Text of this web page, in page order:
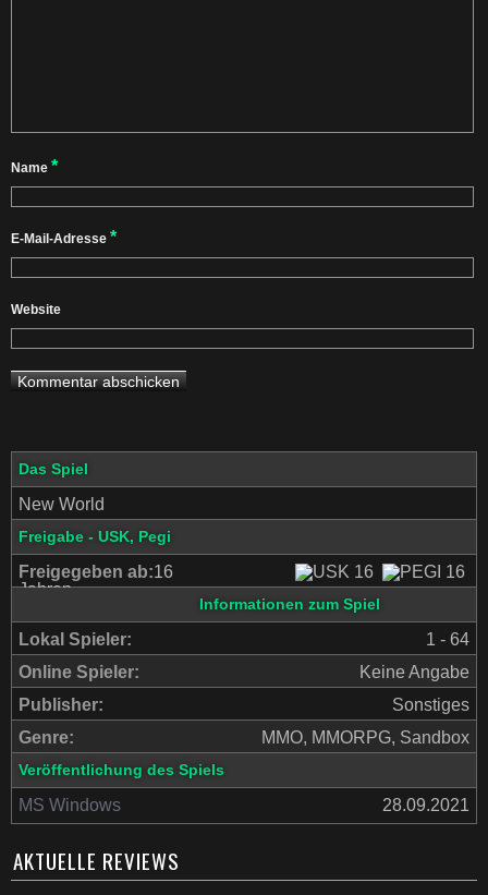
Name *
E-Mail-Adresse *
Website
Das Spiel
New World
Freigabe - USK, Pegi
Freigegeben ab:16
Jahren
Informationen zum Spiel
Lokal Spieler:
1 - 64
Online Spieler:
Keine Angabe
Publisher:
Sonstiges
Genre:
MMO, MMORPG, Sandbox
Veröffentlichung des Spiels
MS Windows 28.09.2021
AKTUELLE REVIEWS